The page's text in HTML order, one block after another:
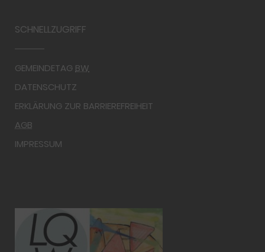
SCHNELLZUGRIFF
GEMEINDETAG BW
DATENSCHUTZ
ERKLÄRUNG ZUR BARRIEREFREIHEIT
AGB
IMPRESSUM